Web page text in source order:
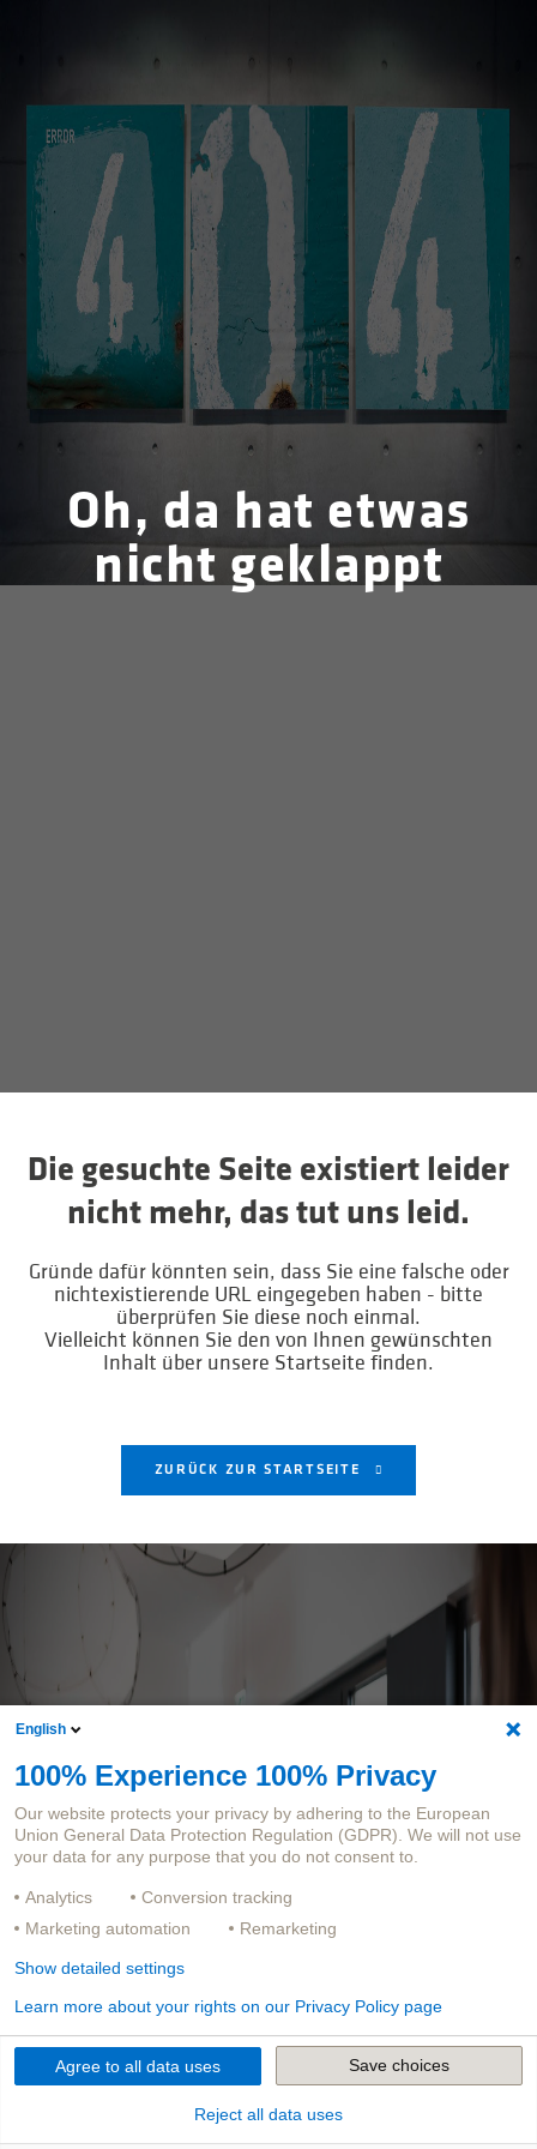
Oh, da hat etwas
nicht geklappt
Die gesuchte Seite existiert leider
nicht mehr, das tut uns leid.
Gründe dafür könnten sein, dass Sie eine falsche oder
nichtexistierende URL eingegeben haben - bitte
überprüfen Sie diese noch einmal.
Vielleicht können Sie den von Ihnen gewünschten
Inhalt über unsere Startseite finden.
ZURÜCK ZUR STARTSEITE
Gerne veruschen wir Ihnen auch am Telefon zu helfen.
Wir freuen uns auf Ihren Anruf.
English
100% Experience 100% Privacy
Our website protects your privacy by adhering to the European
Union General Data Protection Regulation (GDPR). We will not use
your data for any purpose that you do not consent to.
Analytics
Conversion tracking
Marketing automation
Remarketing
Agree to all data uses
Reject all data uses
Show detailed settings
Learn more about your rights on our Privacy Policy page
Save choices